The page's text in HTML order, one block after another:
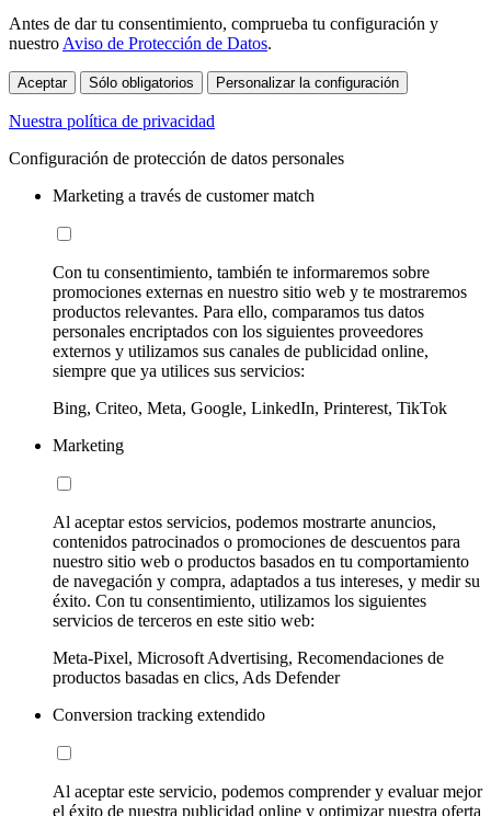
Antes de dar tu consentimiento, comprueba tu configuración y
nuestro Aviso de Protección de Datos.
Aceptar Sólo obligatorios Personalizar la configuración
Nuestra política de privacidad
Configuración de protección de datos personales
Marketing a través de customer match
Con tu consentimiento, también te informaremos sobre
promociones externas en nuestro sitio web y te mostraremos
productos relevantes. Para ello, comparamos tus datos
personales encriptados con los siguientes proveedores
externos y utilizamos sus canales de publicidad online,
siempre que ya utilices sus servicios:
Bing, Criteo, Meta, Google, LinkedIn, Printerest, TikTok
Marketing
Al aceptar estos servicios, podemos mostrarte anuncios,
contenidos patrocinados o promociones de descuentos para
nuestro sitio web o productos basados en tu comportamiento
de navegación y compra, adaptados a tus intereses, y medir su
éxito. Con tu consentimiento, utilizamos los siguientes
servicios de terceros en este sitio web:
Meta-Pixel, Microsoft Advertising, Recomendaciones de
productos basadas en clics, Ads Defender
Conversion tracking extendido
Al aceptar este servicio, podemos comprender y evaluar mejor
el éxito de nuestra publicidad online y optimizar nuestra oferta